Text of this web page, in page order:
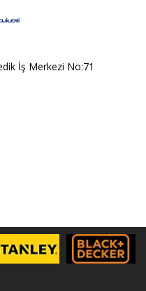
İş Merkezi No:71